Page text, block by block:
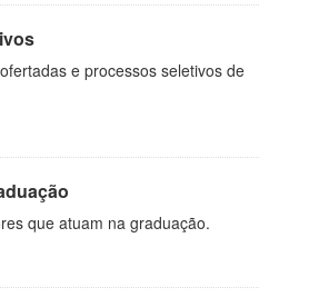
e processos seletivos de
que atuam na graduação.